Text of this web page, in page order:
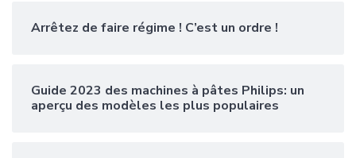
Arrêtez de faire régime ! C’est un ordre !
Guide 2023 des machines à pâtes Philips: un
aperçu des modèles les plus populaires